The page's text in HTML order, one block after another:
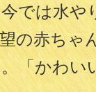
では水や
の赤ちゃ
「かわい